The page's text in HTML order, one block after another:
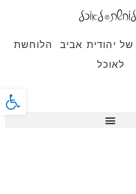
פתח
יהודית אביב הלוחשת
לאוכל